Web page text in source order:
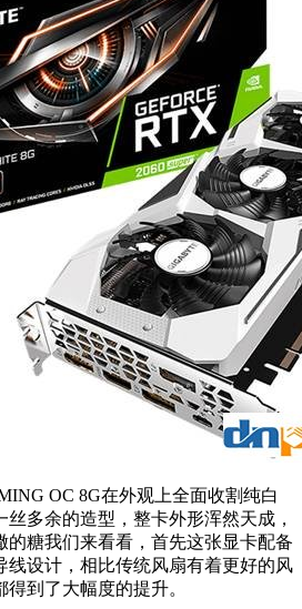
OC 8G在外观上全面收割纯白
多余的造型，整卡外形浑然天成，
的糖我们来看看，首先这张显卡配备
线设计，相比传统风扇有着更好的风
到了大幅度的提升。